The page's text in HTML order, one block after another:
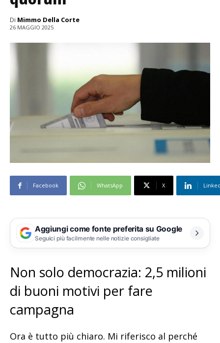
Di Mimmo Della Corte
26 MAGGIO 2025
Facebook WhatsApp X
Aggiungi come fonte preferita su Google
Seguici più facilmente nelle notizie consigliate
Non solo democrazia: 2,5 milioni
di buoni motivi per fare
campagna
Ora è tutto più chiaro. Mi riferisco al perché